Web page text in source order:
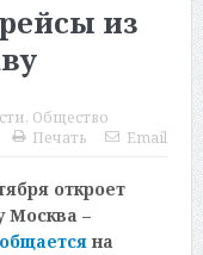
из
, Общество
Печать
Email
откроет
Москва –
на